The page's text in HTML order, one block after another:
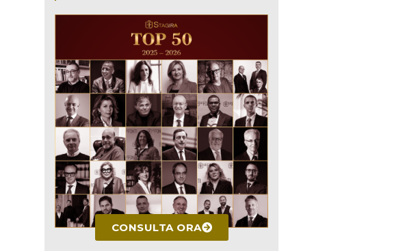
CONSULTA ORA